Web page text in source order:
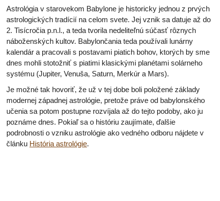
Astrológia v starovekom Babylone je historicky jednou z prvých
astrologických tradícií na celom svete. Jej vznik sa datuje až do
2. Tisícročia p.n.l., a teda tvorila nedeliteľnú súčasť rôznych
náboženských kultov. Babylončania teda používali lunárny
kalendár a pracovali s postavami piatich bohov, ktorých by sme
dnes mohli stotožniť s piatimi klasickými planétami solárneho
systému (Jupiter, Venuša, Saturn, Merkúr a Mars).
Je možné tak hovoriť, že už v tej dobe boli položené základy
modernej západnej astrológie, pretože práve od babylonského
učenia sa potom postupne rozvíjala až do tejto podoby, ako ju
poznáme dnes. Pokiaľ sa o históriu zaujímate, ďalšie
podrobnosti o vzniku astrológie ako vedného odboru nájdete v
článku História astrológie.